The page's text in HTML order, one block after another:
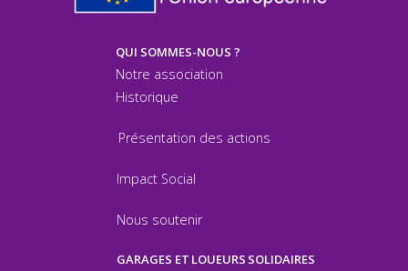
QUI SOMMES-NOUS ?
Notre association
Historique
Présentation des actions
Impact Social
Nous soutenir
GARAGES ET LOUEURS SOLIDAIRES